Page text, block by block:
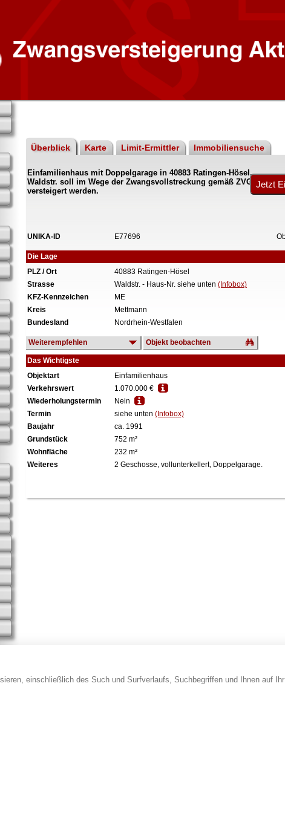
einschließlich des Such und Surfverlaufs, Suchbegriffen und Ihnen auf
Überblick Karte Limit-Ermittler Immobiliensuche
Einfamilienhaus mit Doppelgarage in 40883 Ratingen-Hösel,
Waldstr. soll im Wege der Zwangsvollstreckung gemäß ZVG
versteigert werden.
UNIKA-ID E77696
Die Lage
PLZ / Ort
40883 Ratingen-Hösel
Strasse
Waldstr. - Haus-Nr. siehe unten(Infobox)
KFZ-Kennzeichen
ME
Kreis
Mettmann
Bundesland
Nordrhein-Westfalen
Weiterempfehlen Objekt beobachten
Das Wichtigste
Objektart
Einfamilienhaus
Verkehrswert
1.070.000 €
Wiederholungstermin
Nein
Termin
siehe unten(Infobox)
Baujahr
ca. 1991
Grundstück
752 m²
Wohnfläche
232 m²
Weiteres
2 Geschosse, vollunterkellert, Doppelgarage.